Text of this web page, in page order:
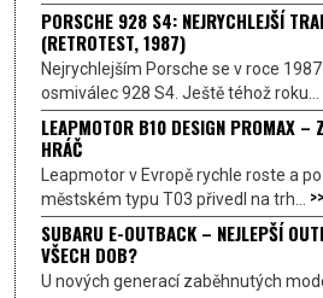
PORSCHE 928 S4: NEJRYCHLEJŠÍ
(RETROTEST, 1987)
Nejrychlejším Porsche se v roce
osmiválec 928 S4. Ještě téhož roku...
LEAPMOTOR B10 DESIGN PROMAX –
HRÁČ
Leapmotor v Evropě rychle roste a
městském typu T03 přivedl na trh... >>
SUBARU E-OUTBACK – NEJLEPŠÍ
VŠECH DOB?
U nových generací zaběhnutých